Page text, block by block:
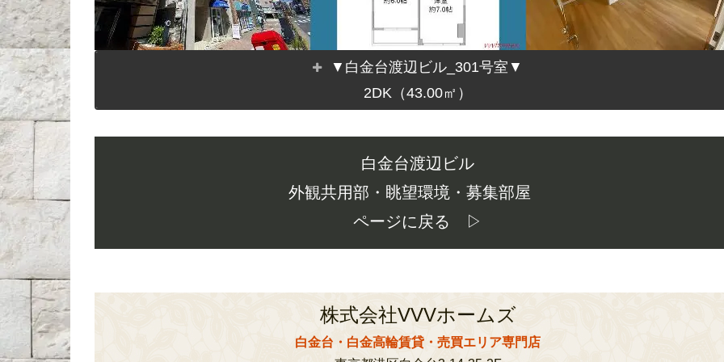
▼白金台渡辺ビル_301号室▼
2DK（43.00㎡）
白金台渡辺ビル
外観共用部・眺望環境・募集部屋
ページに戻る ▷
株式会社VVVホームズ
白金台・白金高輪賃貸・売買エリア専門店